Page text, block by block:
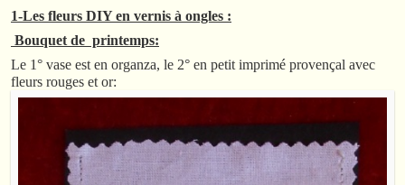
1-Les fleurs DIY en vernis à ongles :
Bouquet de printemps:
Le 1° vase est en organza, le 2° en petit imprimé provençal avec
fleurs rouges et or: